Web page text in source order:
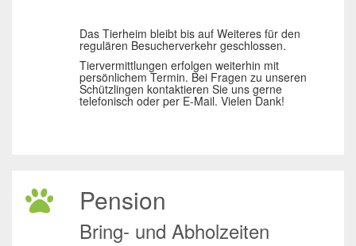
Das Tierheim bleibt bis auf Weiteres für den
regulären Besucherverkehr geschlossen.
Tiervermittlungen erfolgen weiterhin mit
persönlichem Termin. Bei Fragen zu unseren
Schützlingen kontaktieren Sie uns gerne
telefonisch oder per E-Mail. Vielen Dank!
Pension
Bring- und Abholzeiten